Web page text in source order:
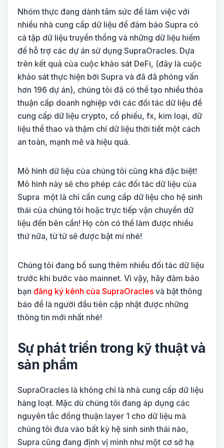
Nhóm thực đang dành tâm sức để làm việc với
nhiều nhà cung cấp dữ liệu để đảm bảo Supra có
cả tập dữ liệu truyền thống và những dữ liệu hiếm
để hỗ trợ các dự án sử dụng SupraOracles. Dựa
trên kết quả của cuộc khảo sát DeFi, (đây là cuộc
khảo sát thực hiện bởi Supra và đã đã phỏng vấn
hơn 196 dự án), chúng tôi đã có thể tạo nhiều thỏa
thuận cấp doanh nghiệp với các đối tác dữ liệu để
cung cấp dữ liệu crypto, cổ phiếu, fx, kim loại, dữ
liệu thể thao và thậm chí dữ liệu thời tiết một cách
an toàn, mạnh mẽ và hiệu quả.
Mô hình dữ liệu của chúng tôi cũng khá đặc biệt!
Mô hình này sẽ cho phép các đối tác dữ liệu của
Supra một là chỉ cần cung cấp dữ liệu cho hệ sinh
thái của chúng tôi hoặc trực tiếp vận chuyển dữ
liệu đến bên cần! Họ còn có thể làm được nhiều
thứ nữa, từ từ sẽ được bật mí nhé!
Chúng tôi đang bổ sung thêm nhiều đối tác dữ liệu
trước khi bước vào mainnet. Vì vậy, hãy đảm bảo
bạn đăng ký kênh của SupraOracles và bật thông
báo để là người đầu tiên cập nhật được những
thông tin mới nhất nhé!
Sự phát triển trong kỹ thuật và
sản phẩm
SupraOracles là không chỉ là nhà cung cấp dữ liệu
hàng loạt. Mặc dù chúng tôi đang áp dụng các
nguyên tắc đồng thuận layer 1 cho dữ liệu mà
chúng tôi đưa vào bất kỳ hệ sinh sinh thái nào,
Supra cũng đang định vị mình như một cơ sở hạ